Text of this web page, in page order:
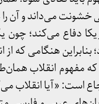
می‌داند و آن را
دفاع می‌کند؛ چون
بنابراین هنگامی که
مفهوم انقلاب
است: «آیا انقلاب